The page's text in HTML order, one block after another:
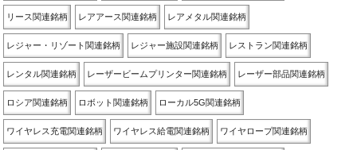
リース関連銘柄 レアアース関連銘柄 レアメタル関連銘柄
レジャー・リゾート関連銘柄 レジャー施設関連銘柄 レストラン関連銘柄
レンタル関連銘柄 レーザービームプリンター関連銘柄 レーザー部品関連銘柄
ロシア関連銘柄 ロボット関連銘柄 ローカル5G関連銘柄
ワイヤレス充電関連銘柄 ワイヤレス給電関連銘柄 ワイヤロープ関連銘柄